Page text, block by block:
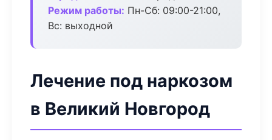
Режим работы: Пн-Сб: 09:00-21:00,
Вс: выходной
Лечение под наркозом
в Великий Новгород